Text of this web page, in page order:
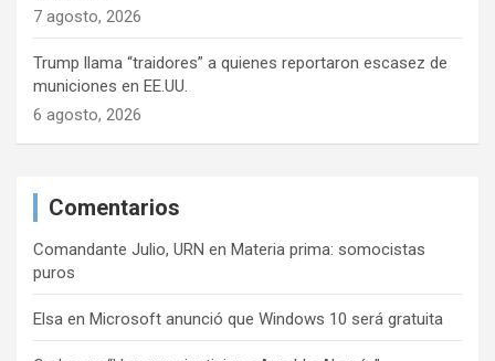
7 agosto, 2026
Trump llama “traidores” a quienes reportaron escasez de
municiones en EE.UU.
6 agosto, 2026
Comentarios
Comandante Julio, URN en Materia prima: somocistas
puros
Elsa en Microsoft anunció que Windows 10 será gratuita